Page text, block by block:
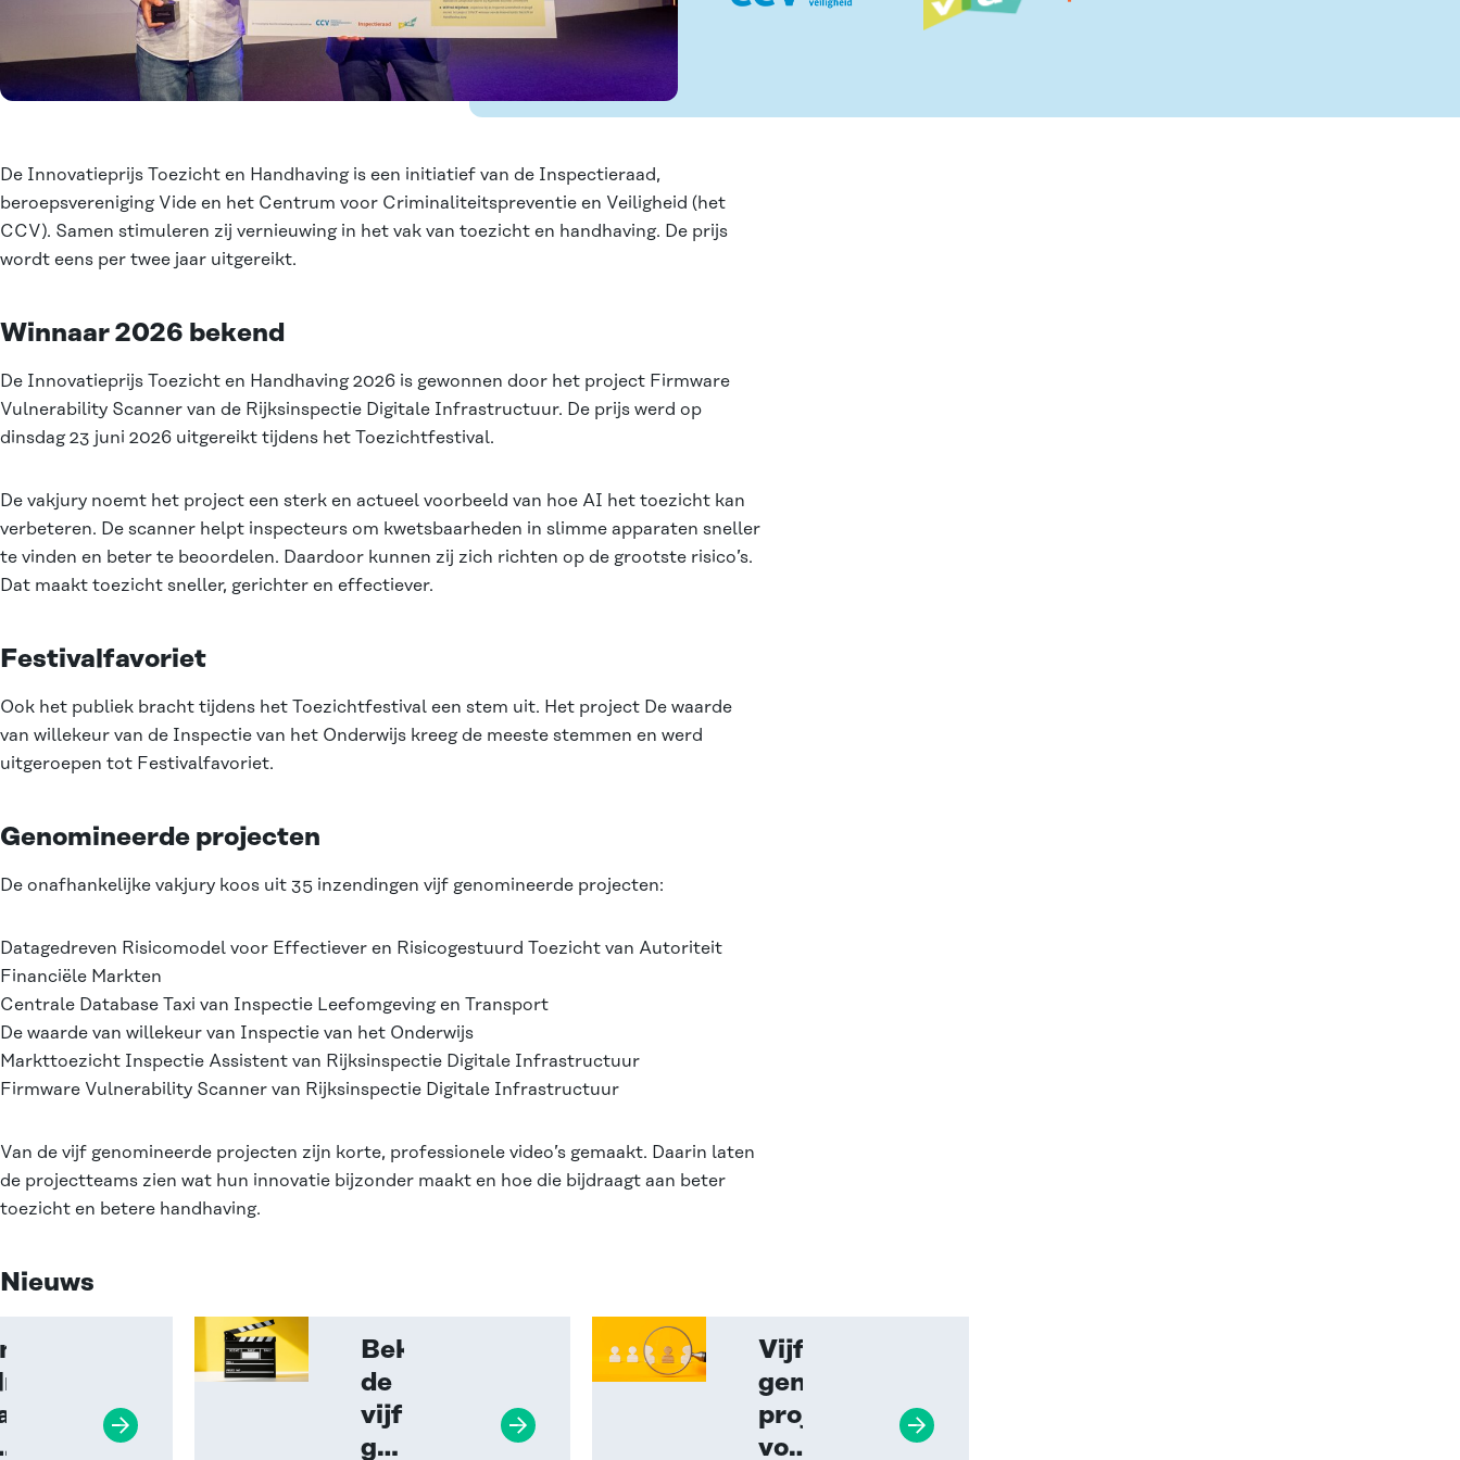
De Innovatieprijs Toezicht en Handhaving is een initiatief van de Inspectieraad,
beroepsvereniging Vide en het Centrum voor Criminaliteitspreventie en Veiligheid (het
CCV). Samen stimuleren zij vernieuwing in het vak van toezicht en handhaving. De prijs
wordt eens per twee jaar uitgereikt.
Winnaar 2026 bekend
De Innovatieprijs Toezicht en Handhaving 2026 is gewonnen door het project Firmware
Vulnerability Scanner van de Rijksinspectie Digitale Infrastructuur. De prijs werd op
dinsdag 23 juni 2026 uitgereikt tijdens het Toezichtfestival.
De vakjury noemt het project een sterk en actueel voorbeeld van hoe AI het toezicht kan
verbeteren. De scanner helpt inspecteurs om kwetsbaarheden in slimme apparaten sneller
te vinden en beter te beoordelen. Daardoor kunnen zij zich richten op de grootste risico’s.
Dat maakt toezicht sneller, gerichter en effectiever.
Festivalfavoriet
Ook het publiek bracht tijdens het Toezichtfestival een stem uit. Het project De waarde
van willekeur van de Inspectie van het Onderwijs kreeg de meeste stemmen en werd
uitgeroepen tot Festivalfavoriet.
Genomineerde projecten
De onafhankelijke vakjury koos uit 35 inzendingen vijf genomineerde projecten:
Datagedreven Risicomodel voor Effectiever en Risicogestuurd Toezicht van Autoriteit
Financiële Markten
Centrale Database Taxi van Inspectie Leefomgeving en Transport
De waarde van willekeur van Inspectie van het Onderwijs
Markttoezicht Inspectie Assistent van Rijksinspectie Digitale Infrastructuur
Firmware Vulnerability Scanner van Rijksinspectie Digitale Infrastructuur
Van de vijf genomineerde projecten zijn korte, professionele video’s gemaakt. Daarin laten
de projectteams zien wat hun innovatie bijzonder maakt en hoe die bijdraagt aan beter
toezicht en betere handhaving.
Nieuws
Lees verder
Bekijk
de
vijf
genomineerde
Lees verder
Vijf
genomineerde
projecten
voor
Lees verder